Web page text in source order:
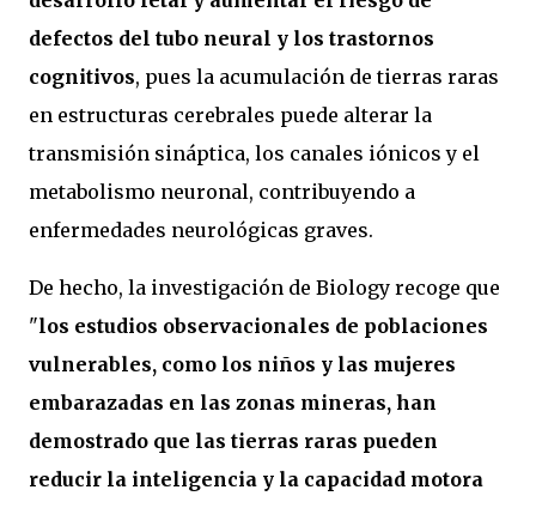
defectos del tubo neural y los trastornos
cognitivos, pues la acumulación de tierras raras
en estructuras cerebrales puede alterar la
transmisión sináptica, los canales iónicos y el
metabolismo neuronal, contribuyendo a
enfermedades neurológicas graves.
De hecho, la investigación de Biology recoge que
"los estudios observacionales de poblaciones
vulnerables, como los niños y las mujeres
embarazadas en las zonas mineras, han
demostrado que las tierras raras pueden
reducir la inteligencia y la capacidad motora